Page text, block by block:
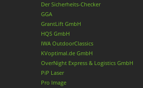
Der Sicherheits-Checker
GGA
GrantLift GmbH
HQS GmbH
IWA OutdoorClassics
KVoptimal.de GmbH
OverNight Express & Logistics GmbH
PiP Laser
Pro Image